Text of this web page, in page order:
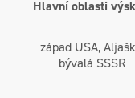
Hlavní oblasti
západ USA,
bývalá SSSR